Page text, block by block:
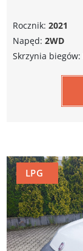
Rocznik: 2021
Napęd: 2WD
Skrzynia biegów:
LPG